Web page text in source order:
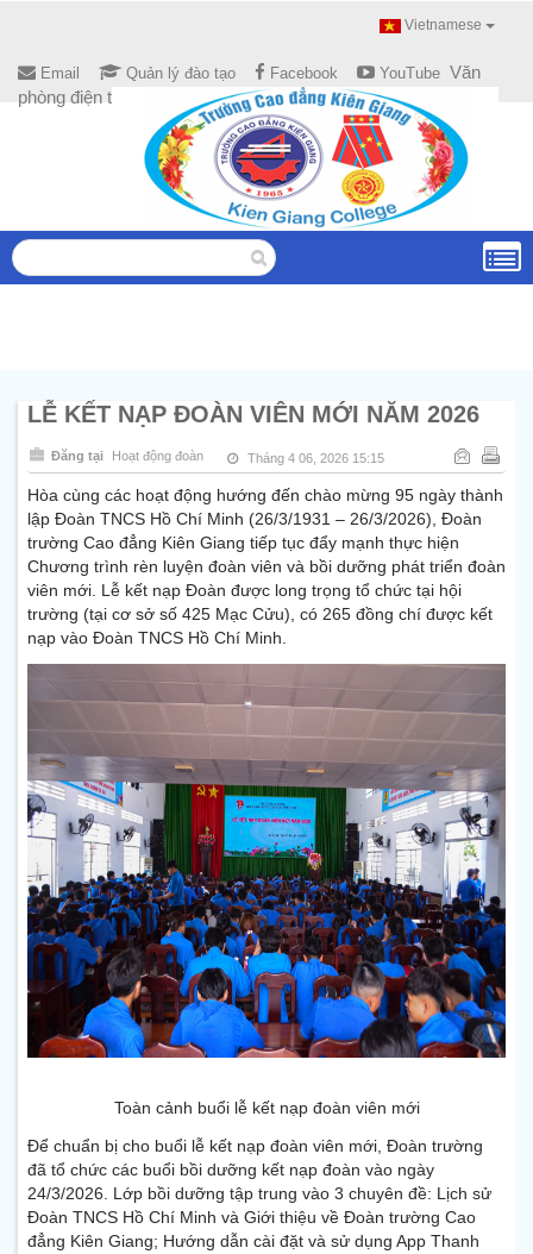
Vietnamese
Email Quản lý đào tạo Facebook YouTube Văn
phòng điện tử
LỄ KẾT NẠP ĐOÀN VIÊN MỚI NĂM 2026
Đăng tại Hoạt động đoàn Tháng 4 06, 2026 15:15
Hòa cùng các hoạt động hướng đến chào mừng 95 ngày thành
lập Đoàn TNCS Hồ Chí Minh (26/3/1931 – 26/3/2026), Đoàn
trường Cao đẳng Kiên Giang tiếp tục đẩy mạnh thực hiện
Chương trình rèn luyện đoàn viên và bồi dưỡng phát triển đoàn
viên mới. Lễ kết nạp Đoàn được long trọng tổ chức tại hội
trường (tại cơ sở số 425 Mạc Cửu), có 265 đồng chí được kết
nạp vào Đoàn TNCS Hồ Chí Minh.
Toàn cảnh buổi lễ kết nạp đoàn viên mới
Để chuẩn bị cho buổi lễ kết nạp đoàn viên mới, Đoàn trường
đã tổ chức các buổi bồi dưỡng kết nạp đoàn vào ngày
24/3/2026. Lớp bồi dưỡng tập trung vào 3 chuyên đề: Lịch sử
Đoàn TNCS Hồ Chí Minh và Giới thiệu về Đoàn trường Cao
đẳng Kiên Giang; Hướng dẫn cài đặt và sử dụng App Thanh